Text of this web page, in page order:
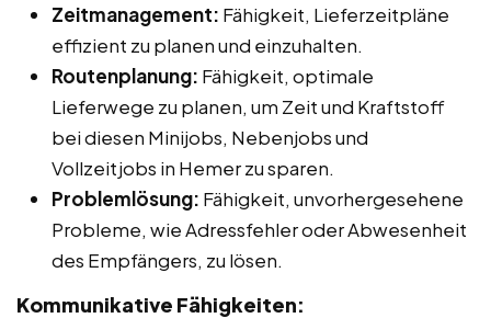
Zeitmanagement: Fähigkeit, Lieferzeitpläne
effizient zu planen und einzuhalten.
Routenplanung: Fähigkeit, optimale
Lieferwege zu planen, um Zeit und Kraftstoff
bei diesen Minijobs, Nebenjobs und
Vollzeitjobs in Hemer zu sparen.
Problemlösung: Fähigkeit, unvorhergesehene
Probleme, wie Adressfehler oder Abwesenheit
des Empfängers, zu lösen.
Kommunikative Fähigkeiten: